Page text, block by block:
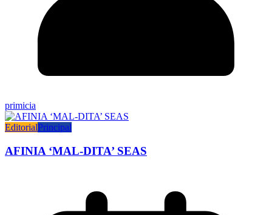
primicia
EditorialPrincipal
AFINIA ‘MAL-DITA’ SEAS